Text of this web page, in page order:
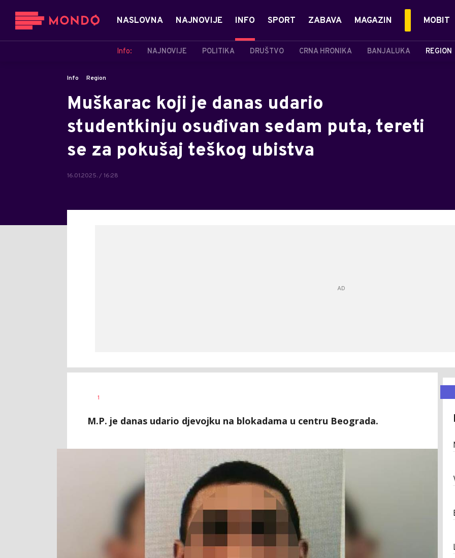
NASLOVNA NAJNOVIJE INFO
Info: NAJNOVIJE POLITIKA DRUŠTVO CRNA HRONIKA BANJALUKA REGION
SPORT ZABAVA MAGAZIN MOBIT
Info Region
Muškarac koji je danas udario
studentkinju osuđivan sedam puta, tereti
se za pokušaj teškog ubistva
16.01.2025. / 16:28
AUTOR
1
M.P. je danas udario djevojku na blokadama u centru Beograda.